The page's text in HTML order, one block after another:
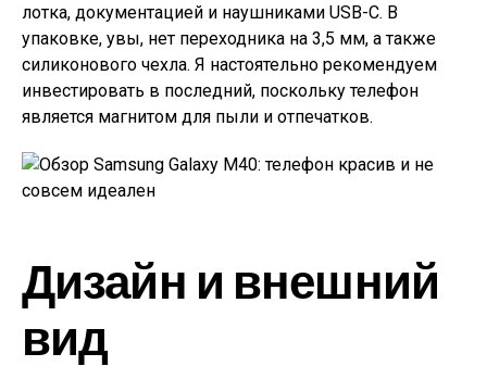
лотка, документацией и наушниками USB-C. В
упаковке, увы, нет переходника на 3,5 мм, а также
силиконового чехла. Я настоятельно рекомендуем
инвестировать в последний, поскольку телефон
является магнитом для пыли и отпечатков.
Дизайн и внешний
вид